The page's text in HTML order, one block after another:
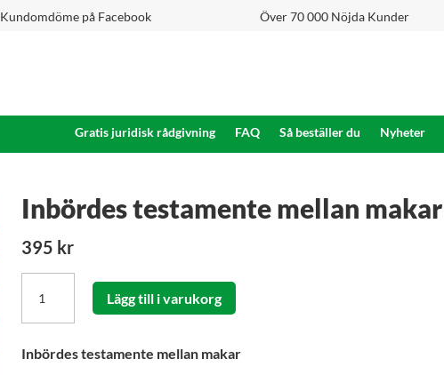
Kundomdöme på Facebook Över 70 000 Nöjda Kunder
Gratis juridisk rådgivning FAQ Så beställer du Nyheter
Inbördes testamente mellan makar
395 kr
testamente
makar
Lägg till i varukorg
e
Inbördes testamente mellan makar